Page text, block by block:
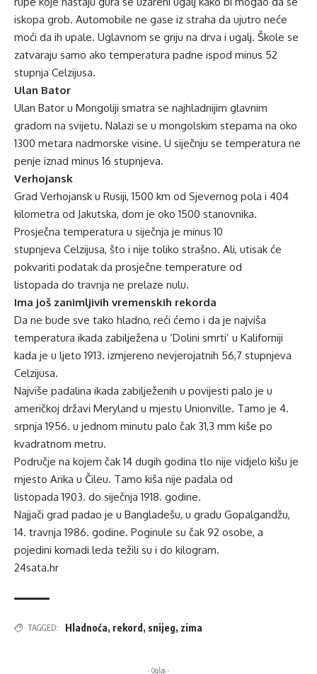
iskopa grob. Automobile ne gase iz straha da ujutro neće
moći da ih upale. Uglavnom se griju na drva i ugalj. Škole se
zatvaraju samo ako temperatura padne ispod minus 52
stupnja Celzijusa.
Ulan Bator
Ulan Bator u Mongoliji smatra se najhladnijim glavnim
gradom na svijetu. Nalazi se u mongolskim stepama na oko
1300 metara nadmorske visine. U siječnju se temperatura ne
penje iznad minus 16 stupnjeva.
Verhojansk
Grad Verhojansk u Rusiji, 1500 km od Sjevernog pola i 404
kilometra od Jakutska, dom je oko 1500 stanovnika.
Prosječna temperatura u siječnja je minus 10
stupnjeva Celzijusa, što i nije toliko strašno. Ali, utisak će
pokvariti podatak da prosječne temperature od
listopada do travnja ne prelaze nulu.
Ima još zanimljivih vremenskih rekorda
Da ne bude sve tako hladno, reći ćemo i da je najviša
temperatura ikada zabilježena u ‘Dolini smrti’ u Kaliforniji
kada je u ljeto 1913. izmjereno nevjerojatnih 56,7 stupnjeva
Celzijusa.
Najviše padalina ikada zabilježenih u povijesti palo je u
američkoj državi Meryland u mjestu Unionville. Tamo je 4.
srpnja 1956. u jednom minutu palo čak 31,3 mm kiše po
kvadratnom metru.
Područje na kojem čak 14 dugih godina tlo nije vidjelo kišu je
mjesto Arika u Čileu. Tamo kiša nije padala od
listopada 1903. do siječnja 1918. godine.
Najjači grad padao je u Bangladešu, u gradu Gopalgandžu,
14. travnja 1986. godine. Poginule su čak 92 osobe, a
pojedini komadi leda težili su i do kilogram.
24sata.hr
TAGGED: Hladnoća, rekord , snijeg, zima
- Oglas -